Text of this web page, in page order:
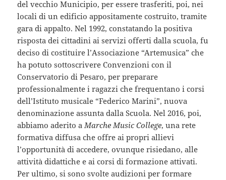
del vecchio Municipio, per essere trasferiti, poi, nei
locali di un edificio appositamente costruito, tramite
gara di appalto. Nel 1992, constatando la positiva
risposta dei cittadini ai servizi offerti dalla scuola, fu
deciso di costituire l’Associazione “Artemusica” che
ha potuto sottoscrivere Convenzioni con il
Conservatorio di Pesaro, per preparare
professionalmente i ragazzi che frequentano i corsi
dell’Istituto musicale “Federico Marini”, nuova
denominazione assunta dalla Scuola. Nel 2016, poi,
abbiamo aderito a Marche Music College, una rete
formativa diffusa che offre ai propri allievi
l’opportunità di accedere, ovunque risiedano, alle
attività didattiche e ai corsi di formazione attivati.
Per ultimo, si sono svolte audizioni per formare